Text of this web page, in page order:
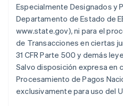
Especialmente Designados y
Departamento de Estado de
www.state.gov), ni para el
de Transacciones en ciertas
31 CFR Parte 500 y demás
Salvo disposición expresa en
Procesamiento de Pagos
exclusivamente para uso del